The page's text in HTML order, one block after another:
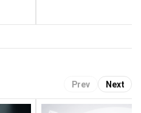
Prev Next